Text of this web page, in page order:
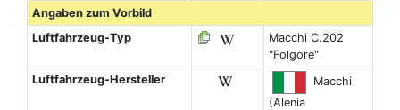
Angaben zum Vorbild
Luftfahrzeug-Typ
Macchi C.202
"Folgore"
Luftfahrzeug-Hersteller
Macchi
(Alenia